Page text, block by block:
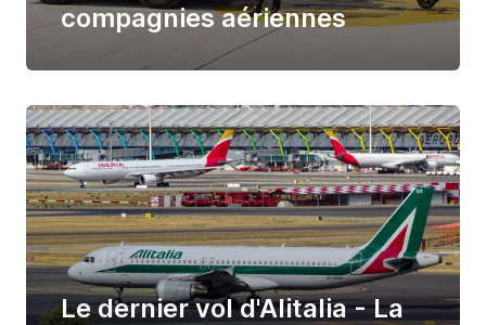
compagnies aériennes
Le dernier vol d'Alitalia - La